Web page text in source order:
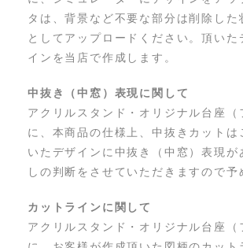
タは、背景など不要な部分は削除し
としてアップロードください。頂い
インを当店で作成します。
中抜き（中窓）表現に関して
アクリルスタンド・オリジナル台座（
に、本商品の仕様上、中抜きカット
いたデザインに中抜き（中窓）表現
しの判断をさせていただきますので予
カットラインに関して
アクリルスタンド・オリジナル台座（